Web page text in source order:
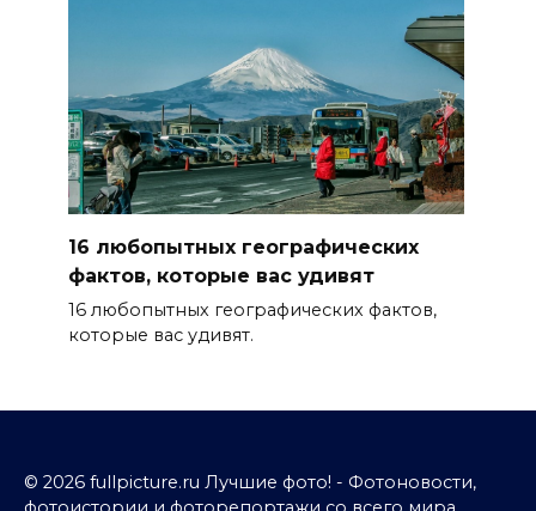
16 любопытных географических
фактов, которые вас удивят
16 любопытных географических фактов,
которые вас удивят.
© 2026 fullpicture.ru Лучшие фото! - Фотоновости,